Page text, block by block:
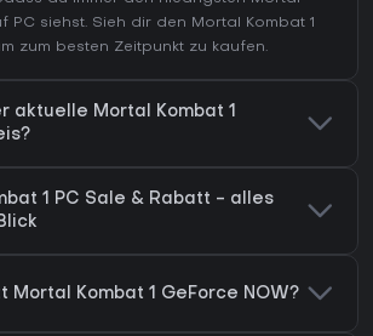
PC siehst. Sieh dir den Mortal Kombat 1
zum besten Zeitpunkt zu kaufen.
aktuelle Mortal Kombat 1
1 PC Sale & Rabatt - alles
Mortal Kombat 1 GeForce NOW?